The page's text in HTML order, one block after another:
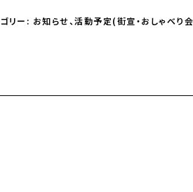
リー: お知らせ、活動予定(街宣・おしゃべり会